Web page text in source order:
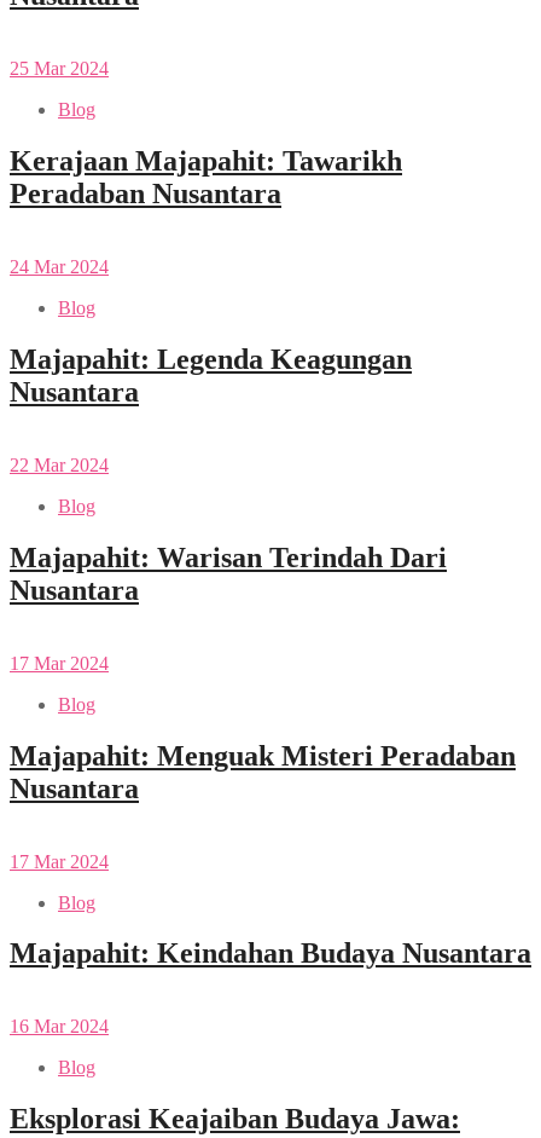
25 Mar 2024
Blog
Kerajaan Majapahit: Tawarikh
Peradaban Nusantara
24 Mar 2024
Blog
Majapahit: Legenda Keagungan
Nusantara
22 Mar 2024
Blog
Majapahit: Warisan Terindah Dari
Nusantara
17 Mar 2024
Blog
Majapahit: Menguak Misteri Peradaban
Nusantara
17 Mar 2024
Blog
Majapahit: Keindahan Budaya Nusantara
16 Mar 2024
Blog
Eksplorasi Keajaiban Budaya Jawa: